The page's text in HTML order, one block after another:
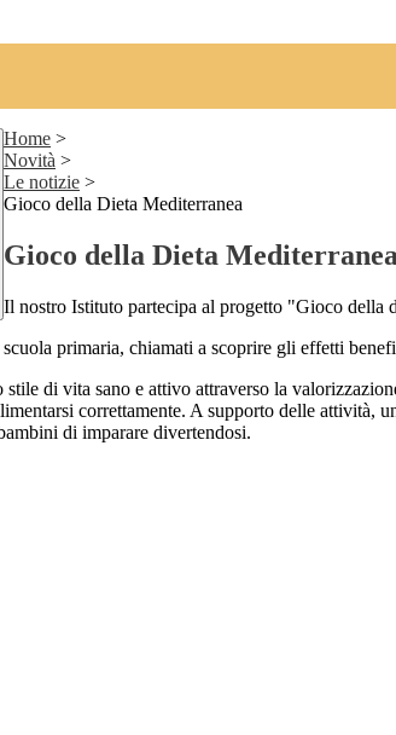
Home >
Novità >
Le notizie >
Gioco della Dieta Mediterranea
Gioco della Dieta
Il nostro Istituto partecipa al progetto "Gioco della
primaria, chiamati a scoprire gli effetti
di vita sano e attivo attraverso la
correttamente. A supporto delle attività,
di imparare divertendosi.